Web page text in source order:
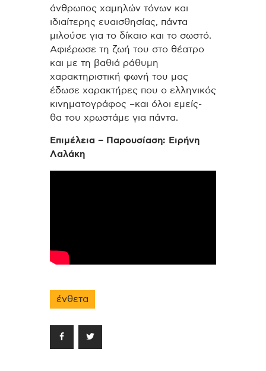
άνθρωπος χαμηλών τόνων και
ιδιαίτερης ευαισθησίας, πάντα
μιλούσε για το δίκαιο και το σωστό.
Αφιέρωσε τη ζωή του στο θέατρο
και με τη βαθιά ράθυμη
χαρακτηριστική φωνή του μας
έδωσε χαρακτήρες που ο ελληνικός
κινηματογράφος –και όλοι εμείς-
θα του χρωστάμε για πάντα.
Επιμέλεια – Παρουσίαση: Ειρήνη
Λαλάκη
ένθετα